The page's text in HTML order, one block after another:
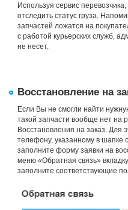
Используя сервис
отследить статус груза.
запчастей ложатся на
с работой курьерских служб,
не несет.
Восстановление на
Если Вы не смогли найти
такой запчасти вообще нет на
Восстановления на заказ. Для
телефону, указанному в шапке
заполните форму заявки на
меню «Обратная связь»
заполните соответствующие